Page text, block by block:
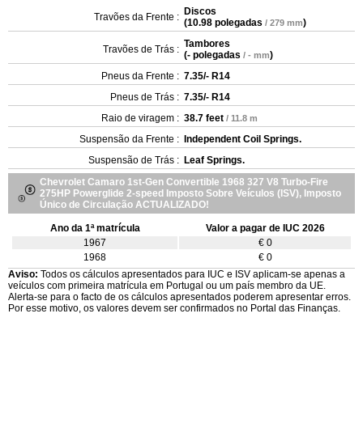
Travões da Frente : Discos
(10.98 polegadas / 279 mm)
Travões de Trás : Tambores
(- polegadas / - mm)
Pneus da Frente : 7.35/- R14
Pneus de Trás : 7.35/- R14
Raio de viragem : 38.7 feet / 11.8 m
Suspensão da Frente : Independent Coil Springs.
Suspensão de Trás : Leaf Springs.
Chevrolet Camaro 1st-Gen Convertible 1968 327 V8 Turbo-Fire
275HP Powerglide 2-speed Imposto Sobre Veículos (ISV), Imposto
Único de Circulação ACTUALIZADO!
Ano da 1ª matrícula
Valor a pagar de IUC 2026
1967
€ 0
1968
€ 0
Aviso: Todos os cálculos apresentados para IUC e ISV aplicam-se apenas a
veículos com primeira matrícula em Portugal ou um país membro da UE.
Alerta-se para o facto de os cálculos apresentados poderem apresentar erros.
Por esse motivo, os valores devem ser confirmados no Portal das Finanças.